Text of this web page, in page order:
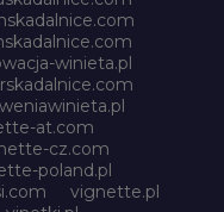
winieta.pl
at.com
cz.com
poland.pl
vignette.pl